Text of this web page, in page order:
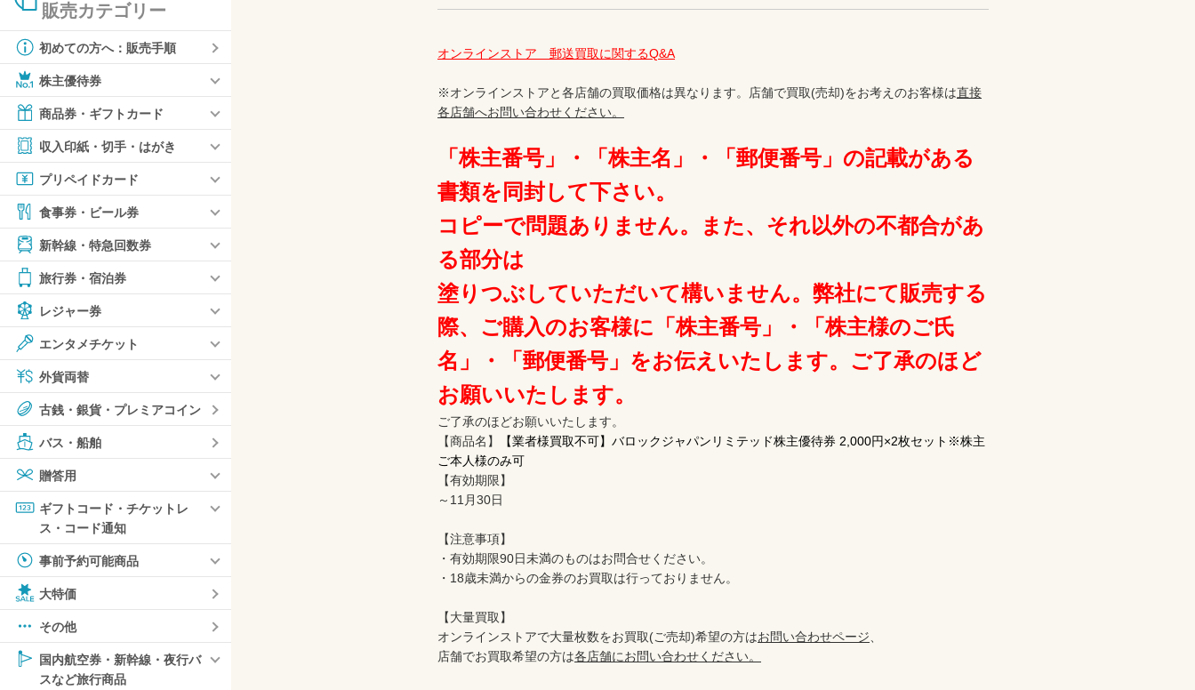
販売カテゴリー
初めての方へ：販売手順
株主優待券
商品券・ギフトカード
収入印紙・切手・はがき
プリペイドカード
食事券・ビール券
新幹線・特急回数券
旅行券・宿泊券
レジャー券
エンタメチケット
外貨両替
古銭・銀貨・プレミアコイン
バス・船舶
贈答用
ギフトコード・チケットレ
ス・コード通知
事前予約可能商品
大特価
その他
国内航空券・新幹線・夜行バ
スなど旅行商品
オンラインストア　郵送買取に関するQ&A
※オンラインストアと各店舗の買取価格は異なります。店舗で買取(売却)をお考えのお客様は直接
各店舗へお問い合わせください。
「株主番号」・「株主名」・「郵便番号」の記載がある
書類を同封して下さい。
コピーで問題ありません。また、それ以外の不都合があ
る部分は
塗りつぶしていただいて構いません。弊社にて販売する
際、ご購入のお客様に「株主番号」・「株主様のご氏
名」・「郵便番号」をお伝えいたします。ご了承のほど
お願いいたします。
ご了承のほどお願いいたします。
【商品名】
【業者様買取不可】バロックジャパンリミテッド株主優待券 2,000円×2枚セット※株主
ご本人様のみ可
【有効期限】
～11月30日
【注意事項】
・有効期限90日未満のものはお問合せください。
・18歳未満からの金券のお買取は行っておりません。
【大量買取】
オンラインストアで大量枚数をお買取(ご売却)希望の方はお問い合わせページ、
店舗でお買取希望の方は各店舗にお問い合わせください。